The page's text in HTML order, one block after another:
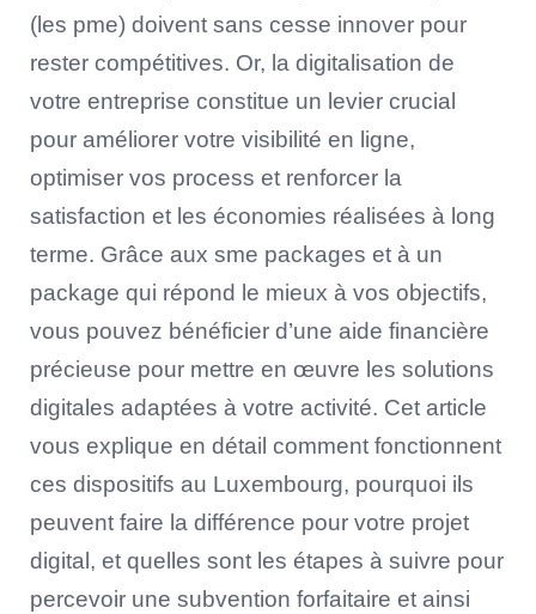
(les pme) doivent sans cesse innover pour
rester compétitives. Or, la digitalisation de
votre entreprise constitue un levier crucial
pour améliorer votre visibilité en ligne,
optimiser vos process et renforcer la
satisfaction et les économies réalisées à long
terme. Grâce aux sme packages et à un
package qui répond le mieux à vos objectifs,
vous pouvez bénéficier d’une aide financière
précieuse pour mettre en œuvre les solutions
digitales adaptées à votre activité. Cet article
vous explique en détail comment fonctionnent
ces dispositifs au Luxembourg, pourquoi ils
peuvent faire la différence pour votre projet
digital, et quelles sont les étapes à suivre pour
percevoir une subvention forfaitaire et ainsi